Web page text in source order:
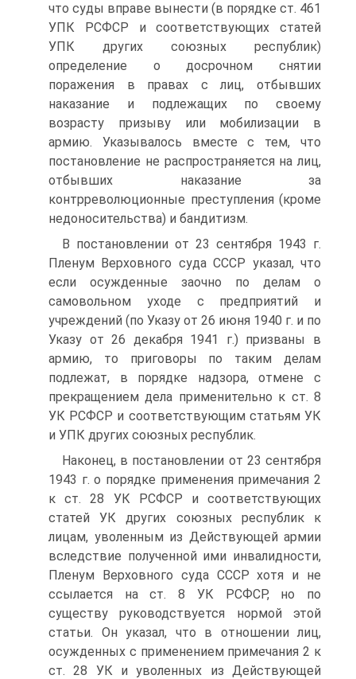
что суды вправе вынести (в порядке ст. 461
УПК РСФСР и соответствующих статей
УПК других союзных республик)
определение о досрочном снятии
поражения в правах с лиц, отбывших
наказание и подлежащих по своему
возрасту призыву или мобилизации в
армию. Указывалось вместе с тем, что
постановление не распространяется на лиц,
отбывших наказание за
контрреволюционные преступления (кроме
недоносительства) и бандитизм.
В постановлении от 23 сентября 1943 г.
Пленум Верховного суда СССР указал, что
если осужденные заочно по делам о
самовольном уходе с предприятий и
учреждений (по Указу от 26 июня 1940 г. и по
Указу от 26 декабря 1941 г.) призваны в
армию, то приговоры по таким делам
подлежат, в порядке надзора, отмене с
прекращением дела применительно к ст. 8
УК РСФСР и соответствующим статьям УК
и УПК других союзных республик.
Наконец, в постановлении от 23 сентября
1943 г. о порядке применения примечания 2
к ст. 28 УК РСФСР и соответствующих
статей УК других союзных республик к
лицам, уволенным из Действующей армии
вследствие полученной ими инвалидности,
Пленум Верховного суда СССР хотя и не
ссылается на ст. 8 УК РСФСР, но по
существу руководствуется нормой этой
статьи. Он указал, что в отношении лиц,
осужденных с применением примечания 2 к
ст. 28 УК и уволенных из Действующей